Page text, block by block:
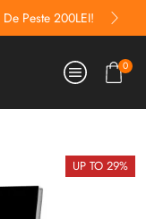
Peste 200LEI!
0
UP TO 29%